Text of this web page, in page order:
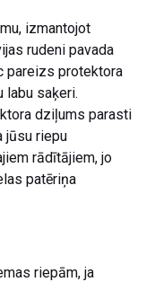
izmantojot
rudeni pavada
pareizs protektora
labu saķeri.
dziļums parasti
jūsu riepu
rādītājiem, jo
patēriņa
riepām, ja